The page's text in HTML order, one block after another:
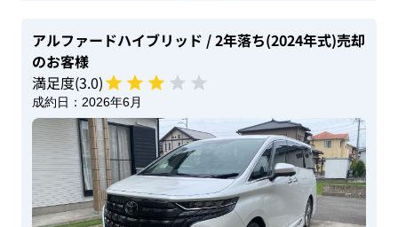
アルファードハイブリッド / 2年落ち(2024年式)売却
のお客様
満足度(3.0)
成約日： 2026年6月